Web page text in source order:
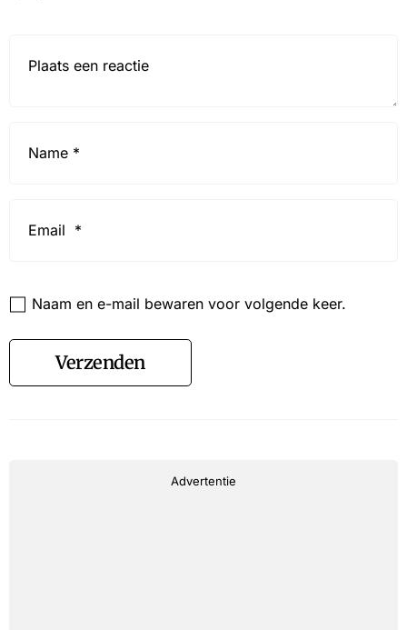
Naam en e-mail bewaren voor volgende keer.
Verzenden
Advertentie